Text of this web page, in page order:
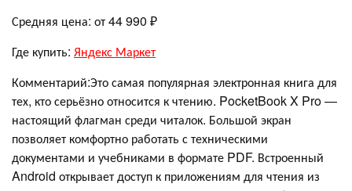
Средняя цена: от 44 990 ₽
Где купить: Яндекс Маркет
Комментарий:Это самая популярная электронная книга для
тех, кто серьёзно относится к чтению. PocketBook X Pro —
настоящий флагман среди читалок. Большой экран
позволяет комфортно работать с техническими
документами и учебниками в формате PDF. Встроенный
Android открывает доступ к приложениям для чтения из